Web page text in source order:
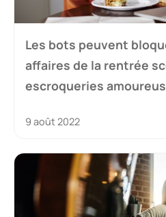
Les bots peuvent
affaires de la rentrée
escroqueries
9 août 2022